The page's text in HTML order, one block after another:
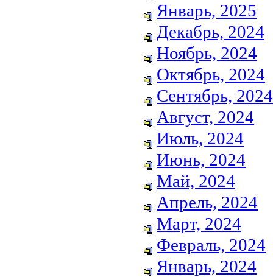
Январь, 2025
Декабрь, 2024
Ноябрь, 2024
Октябрь, 2024
Сентябрь, 2024
Август, 2024
Июль, 2024
Июнь, 2024
Май, 2024
Апрель, 2024
Март, 2024
Февраль, 2024
Январь, 2024